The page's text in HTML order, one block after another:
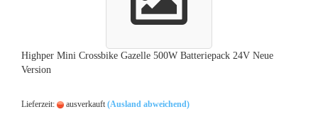
Highper Mini Crossbike Gazelle 500W Batteriepack 24V Neue
Version
Lieferzeit: ausverkauft (Ausland abweichend)